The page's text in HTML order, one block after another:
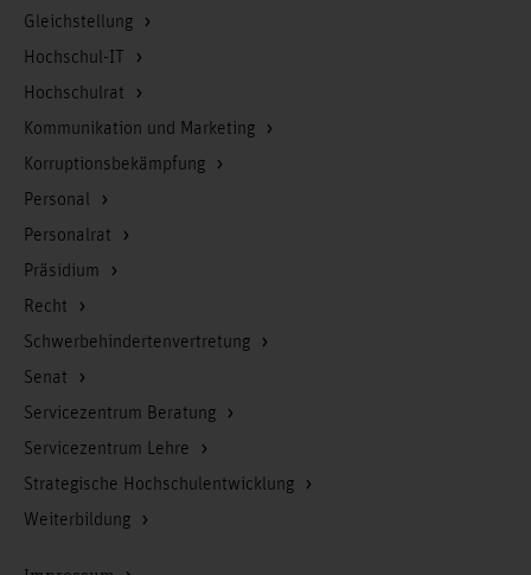
Gleichstellung
Hochschul-IT
Hochschulrat
Kommunikation und Marketing
Korruptionsbekämpfung
Personal
Personalrat
Präsidium
Recht
Schwerbehindertenvertretung
Senat
Servicezentrum Beratung
Servicezentrum Lehre
Strategische Hochschulentwicklung
Weiterbildung